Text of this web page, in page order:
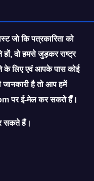
जो कि पत्रकारिता को
वो हमसे जुड़कर राष्ट्र
के लिए एवं आपके पास कोई
जानकारी है तो आप हमें
पर ई-मेल कर सकते हैँ।
सकते हैं।